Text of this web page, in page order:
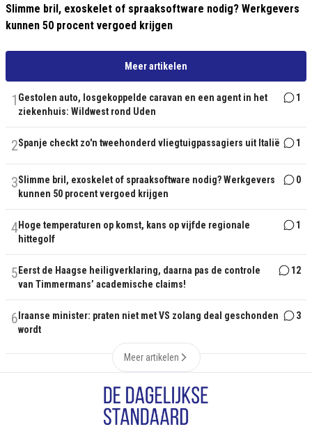
Slimme bril, exoskelet of spraaksoftware nodig? Werkgevers
kunnen 50 procent vergoed krijgen
Meer artikelen
1 Gestolen auto, losgekoppelde caravan en een agent in het
ziekenhuis: Wildwest rond Uden
1
2Spanje checkt zo'n tweehonderd vliegtuigpassagiers uit Italië 1
3Slimme bril, exoskelet of spraaksoftware nodig? Werkgevers
kunnen 50 procent vergoed krijgen
0
4Hoge temperaturen op komst, kans op vijfde regionale
hittegolf
1
5 Eerst de Haagse heiligverklaring, daarna pas de controle
van Timmermans’ academische claims!
12
6 Iraanse minister: praten niet met VS zolang deal geschonden
wordt
3
Meer artikelen